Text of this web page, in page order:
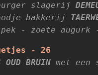
slagerij
bakkerij
- zoete
- 26
OUD BRUIN met een